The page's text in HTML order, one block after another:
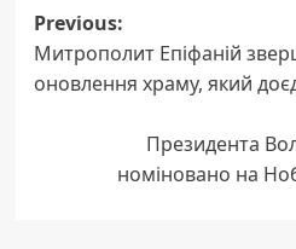
Post
navigation
Previous:
Митрополит Епіфаній
оновлення храму, який
Президента
номіновано на